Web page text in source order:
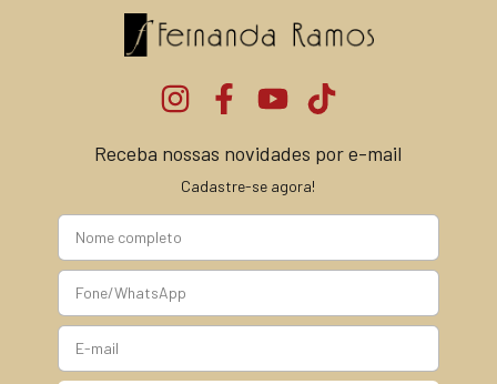
Receba nossas novidades por e-mail
Cadastre-se agora!